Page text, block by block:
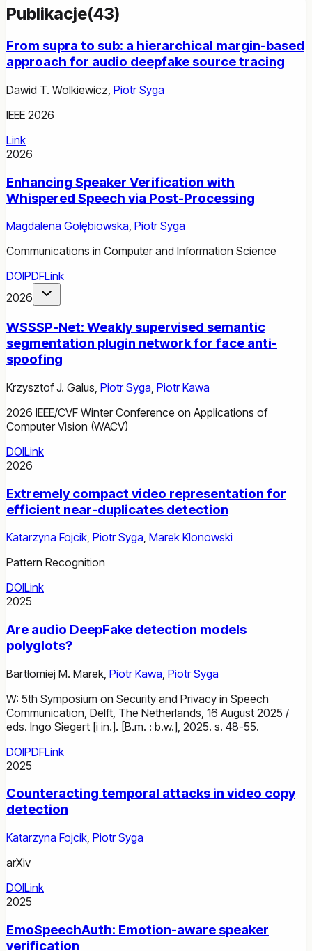
Publikacje(43)
From supra to sub: a hierarchical margin-based
approach for audio deepfake source tracing
Dawid T. Wolkiewicz Piotr Syga
IEEE 2026
Link
2026
Enhancing Speaker Verification with
Whispered Speech via Post-Processing
Magdalena Gołębiowska, Piotr Syga
Communications in Computer and Information Science
DOIPDFLink
2026
WSSSP-Net: Weakly supervised semantic
segmentation plugin network for face anti-
spoofing
Krzysztof J. Galus Piotr Syga Piotr Kawa
2026 IEEE/CVF Winter Conference on Applications of
Computer Vision (WACV)
DOILink
2026
Extremely compact video representation for
efficient near-duplicates detection
Katarzyna Fojcik, Piotr Syga, Marek Klonowski
Pattern Recognition
DOILink
2025
Are audio DeepFake detection models
polyglots?
Bartłomiej M. Marek Piotr Kawa Piotr Syga
W: 5th Symposium on Security and Privacy in Speech
Communication, Delft, The Netherlands, 16 August 2025 /
eds. Ingo Siegert [i in.]. [B.m. : b.w.], 2025. s. 48-55.
DOIPDFLink
2025
Counteracting temporal attacks in video copy
detection
Katarzyna Fojcik, Piotr Syga
arXiv
DOILink
2025
EmoSpeechAuth: Emotion-aware speaker
verification